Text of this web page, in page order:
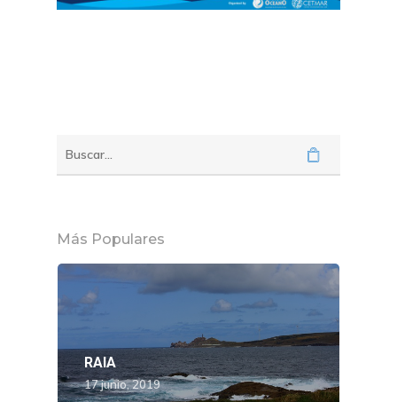
Más Populares
RAIA
17 junio, 2019
Patronato
Logo CETMAR
Eventos
Boletín De Noticias
Licitaciones
Gobierno